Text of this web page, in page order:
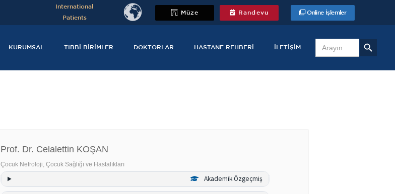
International
Patients
Müze Randevu Online İşlemler
KURUMSAL TIBBI BIRIMLER DOKTORLAR HASTANE REHBERI İLETIŞIM
Search
for:
Search Button
Prof. Dr. Celalettin KOŞAN
Çocuk Nefroloji, Çocuk Sağlığı ve Hastalıkları
Akademik Özgeçmiş